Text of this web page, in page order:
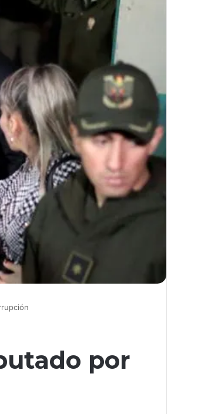
por